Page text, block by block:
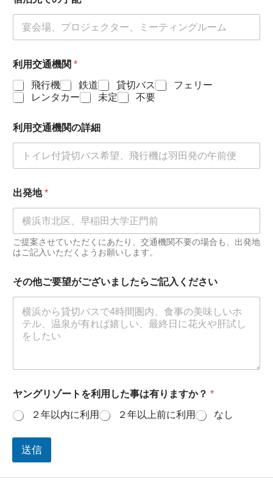
利用交通機関 *
飛行機
鉄道 貸切バス
フェリー
レンタカー
未定 不要
利用交通機関の詳細
出発地*
ご提案させていただくにあたり、交通機関不要の場合も、出発地
はご記入いただくようお願いします。
その他ご要望がございましたらご記入ください
ヤングリゾートを利用した事は有りますか？ *
２年以内に利用
２年以上前に利用 なし
送信